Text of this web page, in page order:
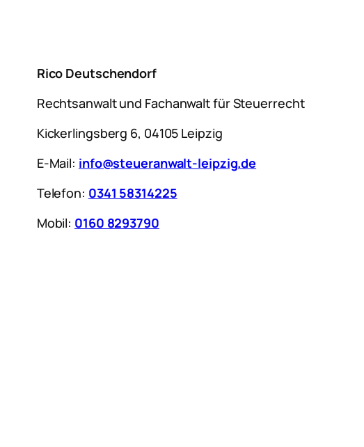
Rico Deutschendorf
Rechtsanwalt und Fachanwalt für Steuerrecht
Kickerlingsberg 6, 04105 Leipzig
E-Mail: info@steueranwalt-leipzig.de
Telefon: 0341 58314225
Mobil: 0160 8293790